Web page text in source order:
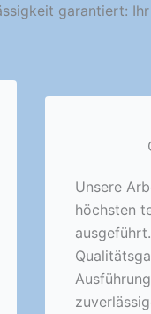
garantiert:
Unsere
höchsten